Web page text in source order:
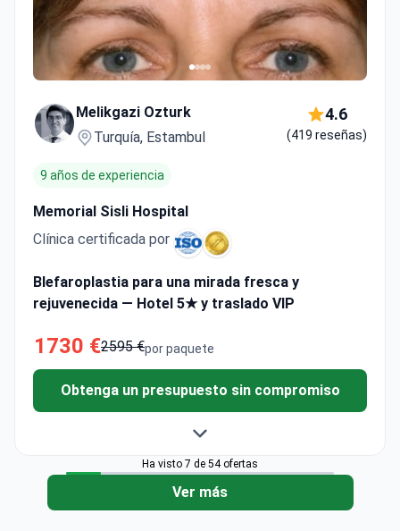
Melikgazi Ozturk
Turquía, Estambul
4.6
(419 reseñas)
9 años de experiencia
Memorial Sisli Hospital
Clínica certificada por
Blefaroplastia para una mirada fresca y
rejuvenecida — Hotel 5★ y traslado VIP
por paquete
2595 €
1730 €
Obtenga un presupuesto sin compromiso
Ha visto 7 de 54 ofertas
Ver más